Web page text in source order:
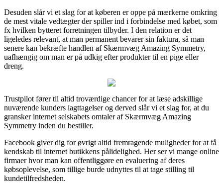
Desuden slår vi et slag for at køberen er oppe på mærkerne omkring
de mest vitale vedtægter der spiller ind i forbindelse med købet, som
fx hvilken bytteret forretningen tilbyder. I den relation er det
ligeledes relevant, at man permanent bevarer sin faktura, så man
senere kan bekræfte handlen af Skærmvæg Amazing Symmetry,
uafhængig om man er på udkig efter produkter til en pige eller
dreng.
Trustpilot fører til altid troværdige chancer for at læse adskillige
nuværende kunders iagttagelser og derved slår vi et slag for, at du
gransker internet selskabets omtaler af Skærmvæg Amazing
Symmetry inden du bestiller.
Facebook giver dig for øvrigt altid fremragende muligheder for at få
kendskab til internet butikkens pålidelighed. Her ser vi mange online
firmaer hvor man kan offentliggøre en evaluering af deres
købsoplevelse, som tillige burde udnyttes til at tage stilling til
kundetilfredsheden.